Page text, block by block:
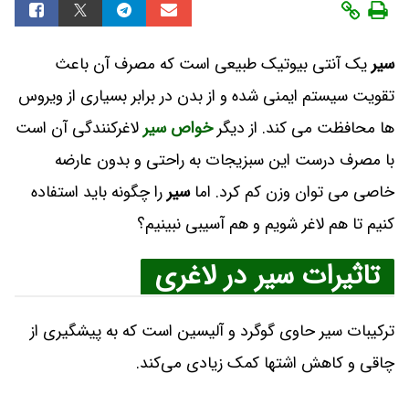
سیریک آنتی بیوتیک طبیعی است که مصرف آن باعث
تقویت سیستم ایمنی شده و از بدن در برابر بسیاری از ویروس
ها محافظت می کند. از دیگرخواص سیرلاغرکنندگی آن است
با مصرف درست این سبزیجات به راحتی و بدون عارضه
خاصی می توان وزن کم کرد. اماسیررا چگونه باید استفاده
کنیم تا هم لاغر شویم و هم آسیبی نبینیم؟
تاثیرات سیر در لاغری
ترکیبات سیر حاوی گوگرد و آلیسین است که به پیشگیری از
چاقی و کاهش اشتها کمک زیادی می‌کند.